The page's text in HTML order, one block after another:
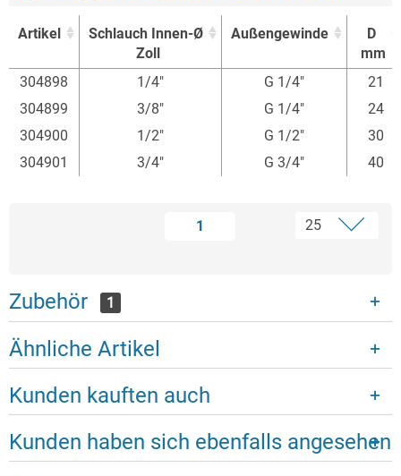
Artikel
Schlauch Innen-Ø
Zoll
Außengewinde
D
mm
Artikel
Schlauch Innen-Ø
Außengewinde
D
304898 1/4" G 1/4"
21
304899
3/8" G 1/4"
24
304900
1/2" G 1/2"
30
304901
3/4" G 3/4" 40
1
Zubehör 1
Ähnliche Artikel
Kunden kauften auch
Kunden haben sich ebenfalls angesehen